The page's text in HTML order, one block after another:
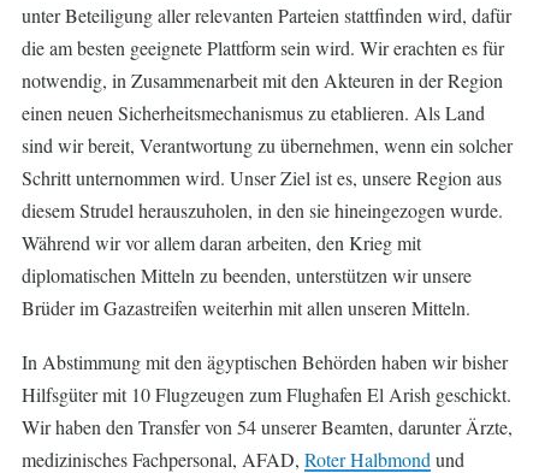
unter Beteiligung aller relevanten Parteien stattfinden wird, dafür
die am besten geeignete Plattform sein wird. Wir erachten es für
notwendig, in Zusammenarbeit mit den Akteuren in der Region
einen neuen Sicherheitsmechanismus zu etablieren. Als Land
sind wir bereit, Verantwortung zu übernehmen, wenn ein solcher
Schritt unternommen wird. Unser Ziel ist es, unsere Region aus
diesem Strudel herauszuholen, in den sie hineingezogen wurde.
Während wir vor allem daran arbeiten, den Krieg mit
diplomatischen Mitteln zu beenden, unterstützen wir unsere
Brüder im Gazastreifen weiterhin mit allen unseren Mitteln.
In Abstimmung mit den ägyptischen Behörden haben wir bisher
Hilfsgüter mit 10 Flugzeugen zum Flughafen El Arish geschickt.
Wir haben den Transfer von 54 unserer Beamten, darunter Ärzte,
medizinisches Fachpersonal, AFAD, Roter Halbmond und